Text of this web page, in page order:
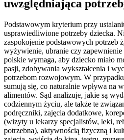
uwzględniająca
Podstawowym kryterium przy
usprawiedliwione potrzeby dziecka.
zaspokojenie podstawowych potrzeb
wyżywienie, ubranie czy zapewnienie
polskie wymaga, aby dziecko miało
pasji, zdobywania wykształcenia i
potrzebom rozwojowym. W
sumują się, co naturalnie wpływa na
alimentów. Sąd analizuje, jakie są
codziennym życiu, ale także te
podręczniki, zajęcia dodatkowe,
(wizyty u lekarzy specjalistów, leki,
potrzebna), aktywnością fizyczną i